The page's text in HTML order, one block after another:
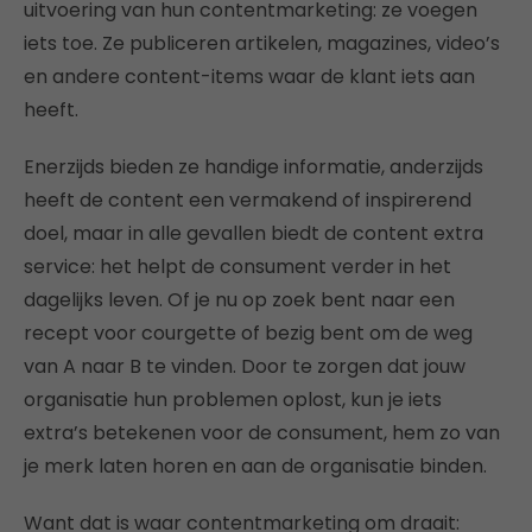
uitvoering van hun contentmarketing: ze voegen
iets toe. Ze publiceren artikelen, magazines, video’s
en andere content-items waar de klant iets aan
heeft.
Enerzijds bieden ze handige informatie, anderzijds
heeft de content een vermakend of inspirerend
doel, maar in alle gevallen biedt de content extra
service: het helpt de consument verder in het
dagelijks leven. Of je nu op zoek bent naar een
recept voor courgette of bezig bent om de weg
van A naar B te vinden. Door te zorgen dat jouw
organisatie hun problemen oplost, kun je iets
extra’s betekenen voor de consument, hem zo van
je merk laten horen en aan de organisatie binden.
Want dat is waar contentmarketing om draait: